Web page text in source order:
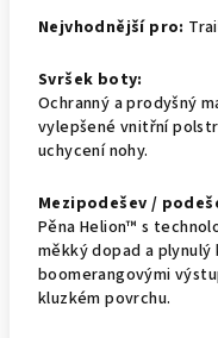
Nejvhodnější pro:
Svršek boty:
Ochranný a prodyšný
vylepšené vnitřní
uchycení nohy.
Mezipodešev /
Pěna Helion™ s
měkký dopad a
boomerangovými
kluzkém povrchu.